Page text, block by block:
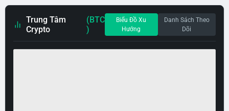
Trung Tâm
Crypto
(BTC
)
Biểu Đồ Xu
Hướng
Danh Sách Theo
Dõi